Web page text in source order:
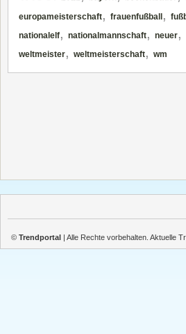
europameisterschaft, frauenfußball ,
nationalelf, nationalmannschaft, neuer,
weltmeister, weltmeisterschaft, wm
© Trendportal | Alle Rechte vorbehalten. Aktuelle